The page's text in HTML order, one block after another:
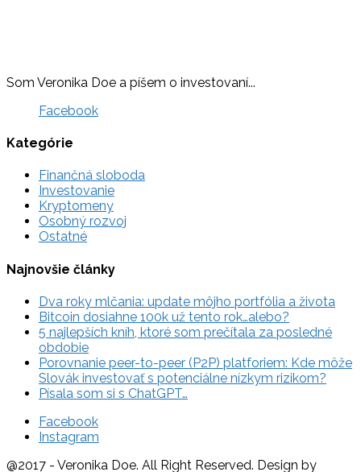
Som Veronika Doe a píšem o investovaní...
Facebook
Kategórie
Finančná sloboda
Investovanie
Kryptomeny
Osobný rozvoj
Ostatné
Najnovšie články
Dva roky mlčania: update môjho portfólia a života
Bitcoin dosiahne 100k už tento rok…alebo?
5 najlepších kníh, ktoré som prečítala za posledné
obdobie
Porovnanie peer-to-peer (P2P) platforiem: Kde môže
Slovák investovať s potenciálne nízkym rizikom?
Písala som si s ChatGPT…
Facebook
Instagram
@2017 - Veronika Doe. All Right Reserved. Design by